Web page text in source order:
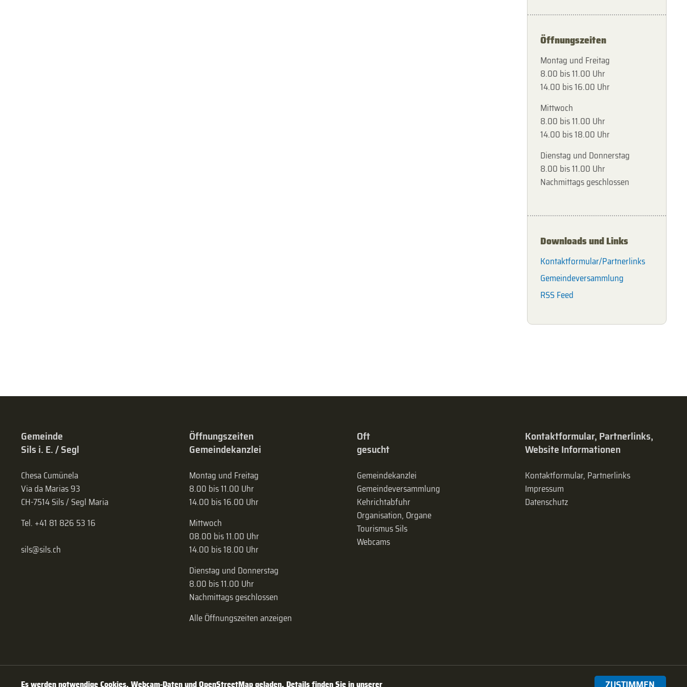
Öffnungszeiten
Montag und Freitag
8.00 bis 11.00 Uhr
14.00 bis 16.00 Uhr
Mittwoch
8.00 bis 11.00 Uhr
14.00 bis 18.00 Uhr
Dienstag und Donnerstag
8.00 bis 11.00 Uhr
Nachmittags geschlossen
Downloads und Links
Kontaktformular/Partnerlinks
Gemeindeversammlung
RSS Feed
Gemeinde
Sils i. E. / Segl
Chesa Cumünela
Via da Marias 93
CH-7514 Sils / Segl Maria
Tel. +41 81 826 53 16
sils@sils.ch
Öffnungszeiten
Gemeindekanzlei
Montag und Freitag
8.00 bis 11.00 Uhr
14.00 bis 16.00 Uhr
Mittwoch
08.00 bis 11.00 Uhr
14.00 bis 18.00 Uhr
Dienstag und Donnerstag
8.00 bis 11.00 Uhr
Nachmittags geschlossen
Alle Öffnungszeiten anzeigen
Oft
gesucht
Gemeindekanzlei
Gemeinde­versammlung
Kehrichtabfuhr
Organisation, Organe
Tourismus Sils
Webcams
Kontaktformular, Partnerlinks,
Website Informationen
Kontaktformular, Partnerlinks
Impressum
Datenschutz
Es werden notwendige Cookies, Webcam-Daten und OpenStreetMap geladen. Details finden Sie in unserer